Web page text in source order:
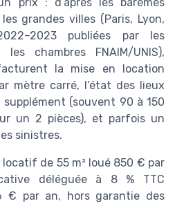
grandes villes (Paris, Lyon,
publiées par les
chambres FNAIM/UNIS),
la mise en location
mètre carré, l’état des lieux
(souvent 90 à 150
un 2 pièces), et parfois un
sinistres.
de 55 m² loué 850 € par
déléguée à 8 % TTC
€ par an, hors garantie des